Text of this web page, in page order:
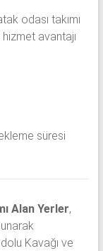
odası takımı
avantajı
süresi
Alan Yerler,
Kavağı ve